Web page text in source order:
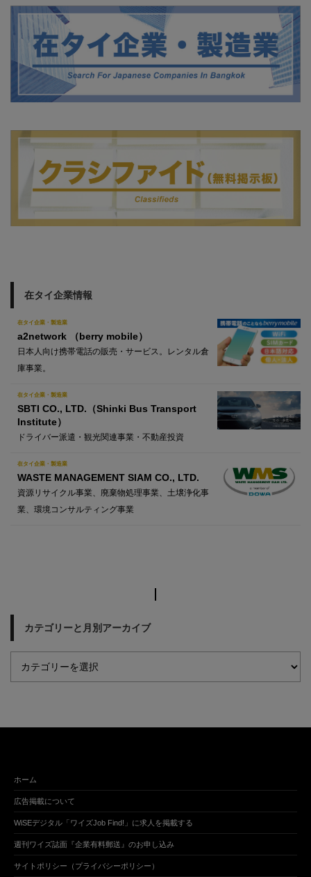
在タイ企業情報
在タイ企業・製造業
a2network （berry mobile）
日本人向け携帯電話の販売・サービス。レンタル倉
庫事業。
在タイ企業・製造業
SBTI CO., LTD.（Shinki Bus Transport
Institute）
ドライバー派遣・観光関連事業・不動産投資
在タイ企業・製造業
WASTE MANAGEMENT SIAM CO., LTD.
資源リサイクル事業、廃棄物処理事業、土壌浄化事
業、環境コンサルティング事業
カテゴリーと月別アーカイブ
ホーム
広告掲載について
WiSEデジタル「ワイズJob Find!」に求人を掲載する
週刊ワイズ誌面『企業有料郵送』のお申し込み
サイトポリシー（プライバシーポリシー）